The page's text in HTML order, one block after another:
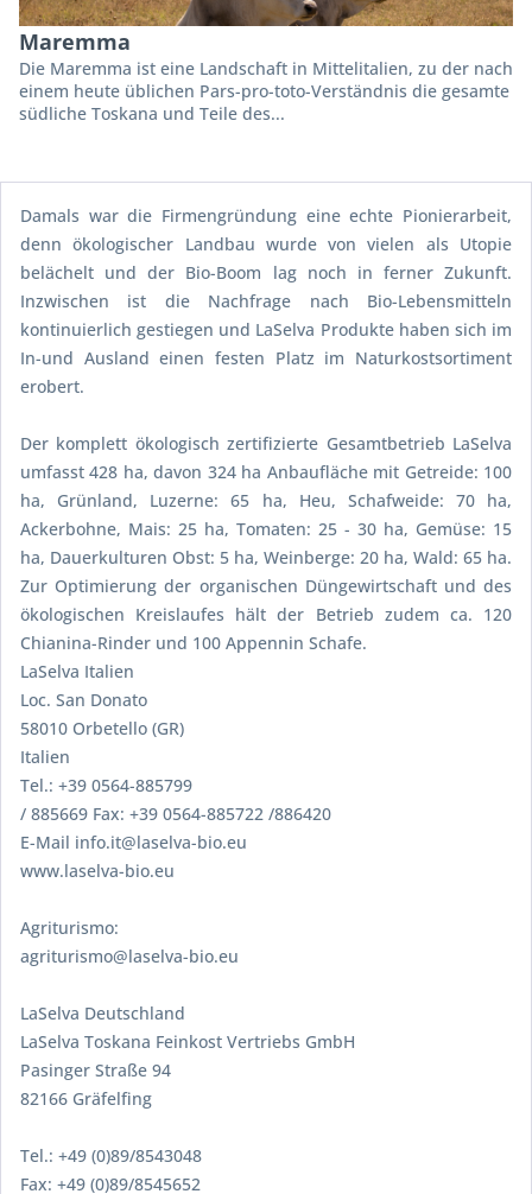
Maremma
Die Maremma ist eine Landschaft in Mittelitalien, zu der nach
einem heute üblichen Pars-pro-toto-Verständnis die gesamte
südliche Toskana und Teile des...
Damals war die Firmengründung eine echte Pionierarbeit,
denn ökologischer Landbau wurde von vielen als Utopie
belächelt und der Bio-Boom lag noch in ferner Zukunft.
Inzwischen ist die Nachfrage nach Bio-Lebensmitteln
kontinuierlich gestiegen und LaSelva Produkte haben sich im
In-und Ausland einen festen Platz im Naturkostsortiment
erobert.
Der komplett ökologisch zertifizierte Gesamtbetrieb LaSelva
umfasst 428 ha, davon 324 ha Anbaufläche mit Getreide: 100
ha, Grünland, Luzerne: 65 ha, Heu, Schafweide: 70 ha,
Ackerbohne, Mais: 25 ha, Tomaten: 25 - 30 ha, Gemüse: 15
ha, Dauerkulturen Obst: 5 ha, Weinberge: 20 ha, Wald: 65 ha.
Zur Optimierung der organischen Düngewirtschaft und des
ökologischen Kreislaufes hält der Betrieb zudem ca. 120
Chianina-Rinder und 100 Appennin Schafe.
LaSelva Italien
Loc. San Donato
58010 Orbetello (GR)
Italien
Tel.: +39 0564-885799
/ 885669 Fax: +39 0564-885722 /886420
E-Mail info.it@laselva-bio.eu
www.laselva-bio.eu
Agriturismo:
agriturismo@laselva-bio.eu
LaSelva Deutschland
LaSelva Toskana Feinkost Vertriebs GmbH
Pasinger Straße 94
82166 Gräfelfing
Tel.: +49 (0)89/8543048
Fax: +49 (0)89/8545652